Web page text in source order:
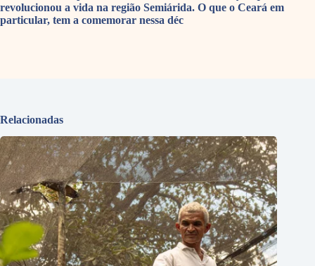
revolucionou a vida na região Semiárida. O que o Ceará em
particular, tem a comemorar nessa déc
Relacionadas